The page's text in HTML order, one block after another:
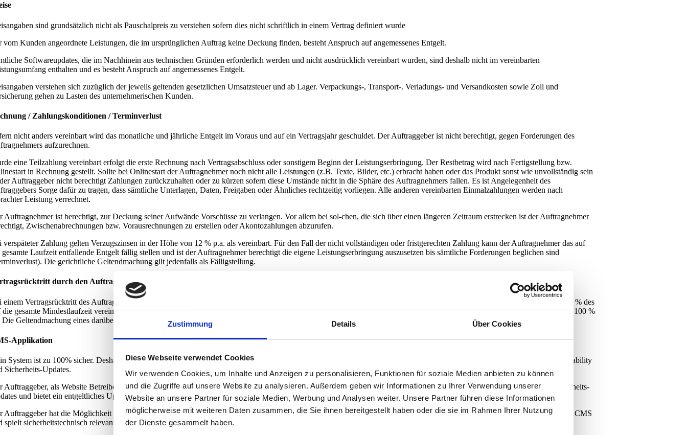
Zustimmung Details Über Cookies
Diese Webseite verwendet Cookies
Wir verwenden Cookies, um Inhalte und Anzeigen zu personalisieren, Funktionen für soziale Medien anbieten zu können
und die Zugriffe auf unsere Website zu analysieren. Außerdem geben wir Informationen zu Ihrer Verwendung unserer
Website an unsere Partner für soziale Medien, Werbung und Analysen weiter. Unsere Partner führen diese Informationen
möglicherweise mit weiteren Daten zusammen, die Sie ihnen bereitgestellt haben oder die sie im Rahmen Ihrer Nutzung
der Dienste gesammelt haben.
sind grundsätzlich nicht als Pauschalpreis zu verstehen sofern dies nicht schriftlich in einem Vertrag definiert wurde
vom Kunden angeordnete Leistungen, die im ursprünglichen Auftrag keine Deckung finden, besteht Anspruch auf angemessenes Entgelt.
Softwareupdates, die im Nachhinein aus technischen Gründen erforderlich werden und nicht ausdrücklich vereinbart wurden, sind deshalb nicht im vereinbarten
enthalten und es besteht Anspruch auf angemessenes Entgelt.
verstehen sich zuzüglich der jeweils geltenden gesetzlichen Umsatzsteuer und ab Lager. Verpackungs-, Transport-. Verladungs- und Versandkosten sowie Zoll und
gehen zu Lasten des unternehmerischen Kunden.
/ Zahlungskonditionen / Terminverlust
nicht anders vereinbart wird das monatliche und jährliche Entgelt im Voraus und auf ein Vertragsjahr geschuldet. Der Auftraggeber ist nicht berechtigt, gegen Forderungen des
aufzurechnen.
eine Teilzahlung vereinbart erfolgt die erste Rechnung nach Vertragsabschluss oder sonstigem Beginn der Leistungserbringung. Der Restbetrag wird nach Fertigstellung bzw.
in Rechnung gestellt. Sollte bei Onlinestart der Auftragnehmer noch nicht alle Leistungen (z.B. Texte, Bilder, etc.) erbracht haben oder das Produkt sonst wie unvollständig sein
Auftraggeber nicht berechtigt Zahlungen zurückzuhalten oder zu kürzen sofern diese Umstände nicht in die Sphäre des Auftragnehmers fallen. Es ist Angelegenheit des
Sorge dafür zu tragen, dass sämtliche Unterlagen, Daten, Freigaben oder Ähnliches rechtzeitig vorliegen. Alle anderen vereinbarten Einmalzahlungen werden nach
Leistung verrechnet.
Auftragnehmer ist berechtigt, zur Deckung seiner Aufwände Vorschüsse zu verlangen. Vor allem bei sol-chen, die sich über einen längeren Zeitraum erstrecken ist der Auftragnehmer
Zwischenabrechnungen bzw. Vorausrechnungen zu erstellen oder Akontozahlungen abzurufen.
verspäteter Zahlung gelten Verzugszinsen in der Höhe von 12 % p.a. als vereinbart. Für den Fall der nicht vollständigen oder fristgerechten Zahlung kann der Auftragnehmer das auf
gesamte Laufzeit entfallende Entgelt fällig stellen und ist der Auftragnehmer berechtigt die eigene Leistungserbringung auszusetzen bis sämtliche Forderungen beglichen sind
Die gerichtliche Geltendmachung gilt jedenfalls als Fälligstellung.
durch den Auftraggeber / Vertragsstrafe
einem Vertragsrücktritt des Auftraggebers werden folgende Vertragsstrafen verrechnet: Bei Vertragsrücktritt vor dem vereinbarten Onlinestart bzw. Fertigstellungstermin fallen 50 % des
die gesamte Mindestlaufzeit vereinbarten Entgeltes als Vertragsstrafe an; bei einem Rücktritt nach vereinbartem Onlinestart oder Fertigstellungstermin fällt eine Vertragsstrafe von 100 %
Die Geltendmachung eines darüberhinausgehenden Schadens bleibt vorbehalten. Der Auftraggeber hat auch den entgangenen Gewinn zu ersetzen.
Applikation
System ist zu 100% sicher. Deshalb bieten CM-Systeme in regelmäßigen Abständen Updates an. Diese Updates beinhalten, Systemfehler-Behebung, Verbesserungen in der Usability
Sicherheits-Updates.
Auftraggeber, als Website Betreiber, ist für die Sicherheit der Website im laufenden Betrieb verantwortlich. Der Auftragnehmer informiert den Auftraggeber über wichtige Sicherheits-
und bietet ein entgeltliches Update an.
Auftraggeber hat die Möglichkeit einen Wartungsvertrag mit dem Auftragnehmer abzuschließen. In diesem Fall kümmert sich der Auftragnehmer um die technische Wartung des CMS
spielt sicherheitstechnisch relevante Updates ein.